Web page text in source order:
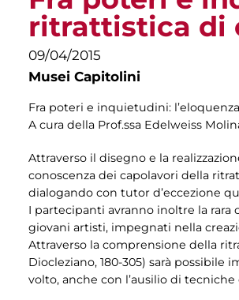
ritrattistica di
09/04/2015
Musei Capitolini
Fra poteri e inquietudini:
A cura della Prof.ssa Edelweiss
Attraverso il disegno e la
conoscenza dei capolavori della
dialogando con tutor d’eccezione
I partecipanti avranno inoltre la rara
giovani artisti, impegnati nella
Attraverso la comprensione della
Diocleziano, 180-305) sarà
volto, anche con l’ausilio di